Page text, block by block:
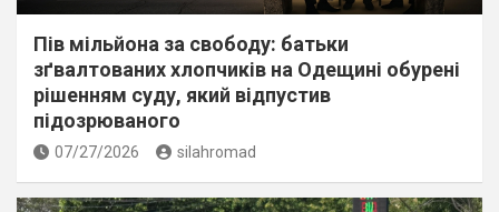
Пів мільйона за свободу: батьки
зґвалтованих хлопчиків на Одещині обурені
рішенням суду, який відпустив
підозрюваного
07/27/2026 silahromad